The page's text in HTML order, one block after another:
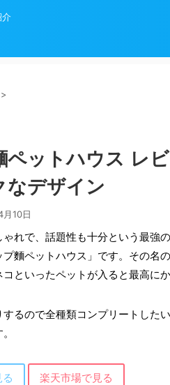
介
>
ペットハウス レ
なデザイン
10日
れで、話題性も十分という最強
プ麵ペットハウス」です。その名
といったペットが入ると最高に
るので全種類コンプリートした
楽天市場で見る